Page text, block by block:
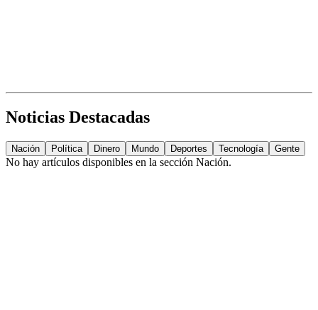
Noticias Destacadas
Nación Política Dinero Mundo Deportes Tecnología Gente
No hay artículos disponibles en la sección Nación.